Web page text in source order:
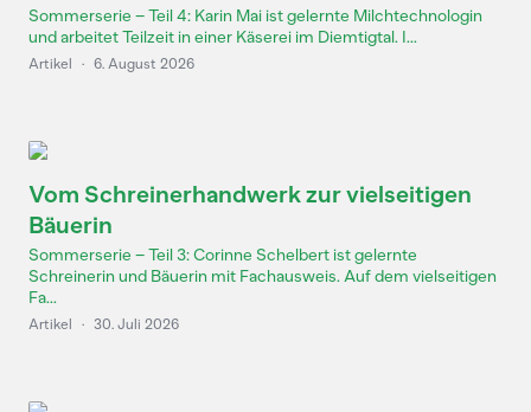
Sommerserie – Teil 4: Karin Mai ist gelernte Milchtechnologin
und arbeitet Teilzeit in einer Käserei im Diemtigtal. I...
Artikel · 6. August 2026
Vom Schreinerhandwerk zur vielseitigen
Bäuerin
Sommerserie – Teil 3: Corinne Schelbert ist gelernte
Schreinerin und Bäuerin mit Fachausweis. Auf dem vielseitigen
Fa...
Artikel · 30. Juli 2026